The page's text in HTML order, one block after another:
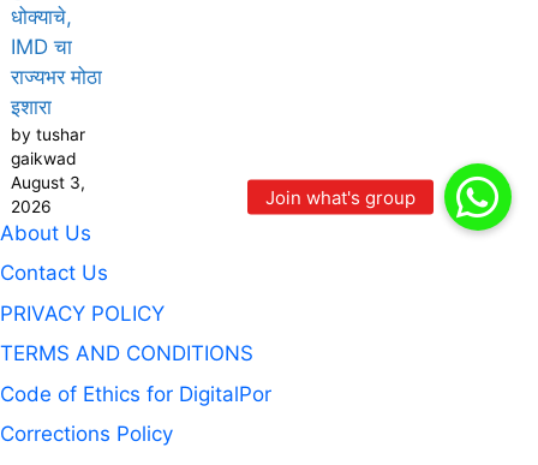
धोक्याचे,
IMD चा
राज्यभर मोठा
इशारा
by tushar
gaikwad
August 3,
2026
About Us
Contact Us
PRIVACY POLICY
TERMS AND CONDITIONS
Code of Ethics for DigitalPor
Corrections Policy